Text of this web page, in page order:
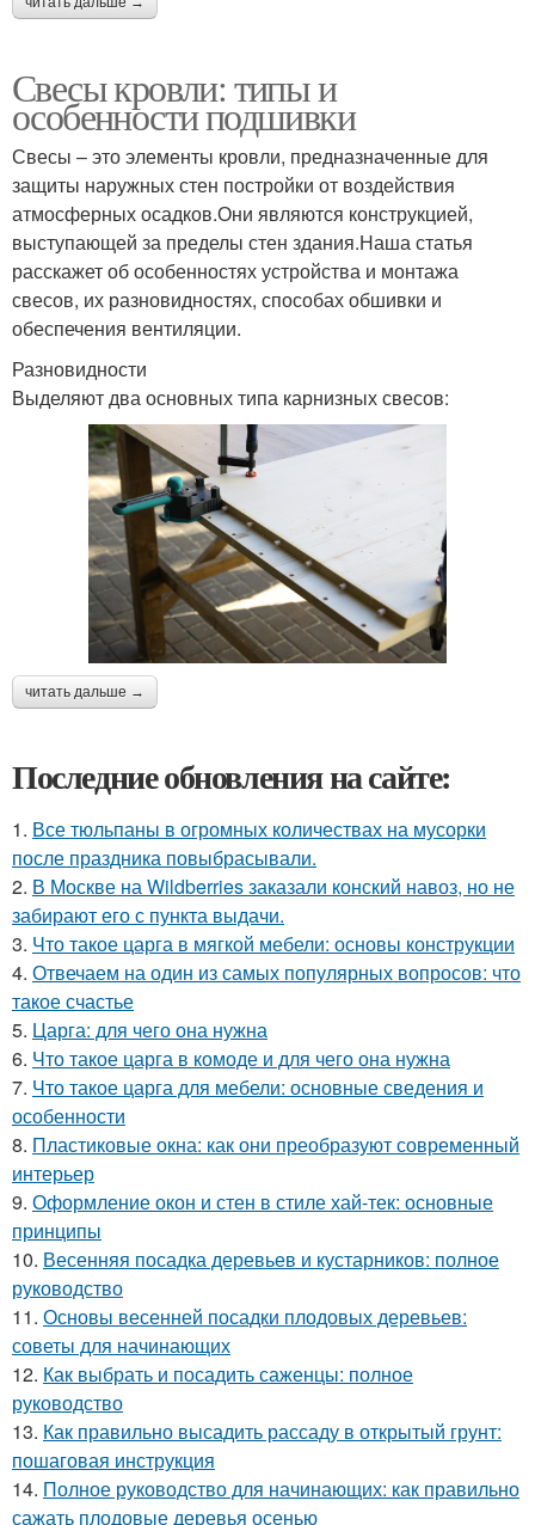
Свесы кровли: типы и
особенности подшивки
Свесы – это элементы кровли, предназначенные для
защиты наружных стен постройки от воздействия
атмосферных осадков.Они являются конструкцией,
выступающей за пределы стен здания.Наша статья
расскажет об особенностях устройства и монтажа
свесов, их разновидностях, способах обшивки и
обеспечения вентиляции.
Разновидности
Выделяют два основных типа карнизных свесов:
читать дальше →
Последние обновления на сайте:
1. Все тюльпаны в огромных количествах на мусорки
после праздника повыбрасывали.
2. В Москве на Wildberries заказали конский навоз, но не
забирают его с пункта выдачи.
3. Что такое царга в мягкой мебели: основы конструкции
4. Отвечаем на один из самых популярных вопросов: что
такое счастье
5. Царга: для чего она нужна
6. Что такое царга в комоде и для чего она нужна
7. Что такое царга для мебели: основные сведения и
особенности
8. Пластиковые окна: как они преобразуют современный
интерьер
9. Оформление окон и стен в стиле хай-тек: основные
принципы
10. Весенняя посадка деревьев и кустарников: полное
руководство
11. Основы весенней посадки плодовых деревьев:
советы для начинающих
12. Как выбрать и посадить саженцы: полное
руководство
13. Как правильно высадить рассаду в открытый грунт:
пошаговая инструкция
14. Полное руководство для начинающих: как правильно
сажать плодовые деревья осенью